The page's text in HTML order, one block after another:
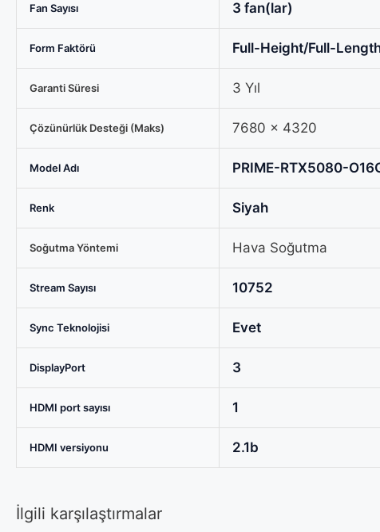
Fan Sayısı 3 fan(lar)
Form Faktörü Full-Height/Full-
Garanti Süresi 3 Yıl
Çözünürlük Desteği (Maks) 7680 x 4320
Model Adı PRIME-RTX5080-
Renk Siyah
Soğutma Yöntemi Hava Soğutma
Stream Sayısı 10752
Sync Teknolojisi Evet
DisplayPort 3
HDMI port sayısı 1
HDMI versiyonu 2.1b
İlgili karşılaştırmalar